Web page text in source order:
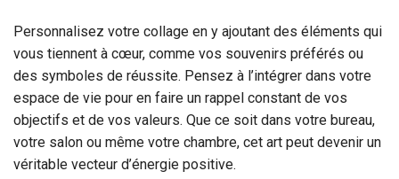
Personnalisez votre collage en y ajoutant des éléments qui
vous tiennent à cœur, comme vos souvenirs préférés ou
des symboles de réussite. Pensez à l’intégrer dans votre
espace de vie pour en faire un rappel constant de vos
objectifs et de vos valeurs. Que ce soit dans votre bureau,
votre salon ou même votre chambre, cet art peut devenir un
véritable vecteur d’énergie positive.